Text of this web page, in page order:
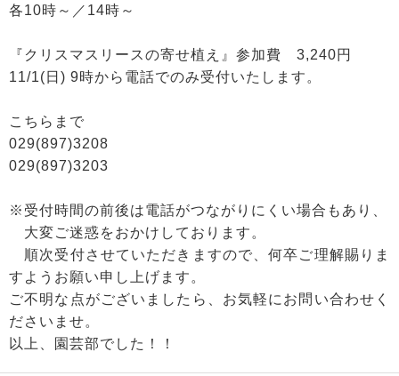
各10時～／14時～
『クリスマスリースの寄せ植え』参加費 3,240円
11/1(日) 9時から電話でのみ受付いたします。
こちらまで
029(897)3208
029(897)3203
※受付時間の前後は電話がつながりにくい場合もあり、
大変ご迷惑をおかけしております。
順次受付させていただきますので、何卒ご理解賜りま
すようお願い申し上げます。
ご不明な点がございましたら、お気軽にお問い合わせく
ださいませ。
以上、園芸部でした！！